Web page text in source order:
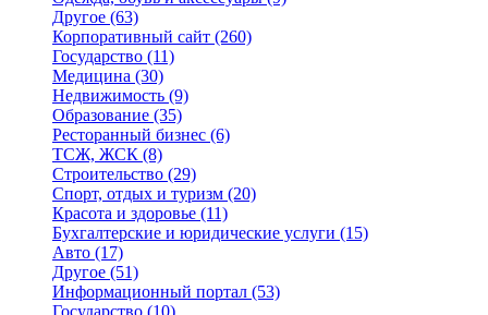
Другое (63)
Корпоративный сайт (260)
Государство (11)
Медицина (30)
Недвижимость (9)
Образование (35)
Ресторанный бизнес (6)
ТСЖ, ЖСК (8)
Строительство (29)
Спорт, отдых и туризм (20)
Красота и здоровье (11)
Бухгалтерские и юридические услуги (15)
Авто (17)
Другое (51)
Информационный портал (53)
Государство (10)